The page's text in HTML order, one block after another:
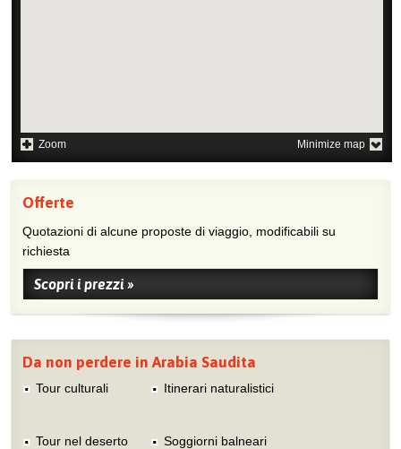
Zoom Minimize map
Offerte
Quotazioni di alcune proposte di viaggio, modificabili su
richiesta
Scopri i prezzi »
Da non perdere in Arabia Saudita
Tour culturali Itinerari naturalistici
Tour nel deserto Soggiorni balneari